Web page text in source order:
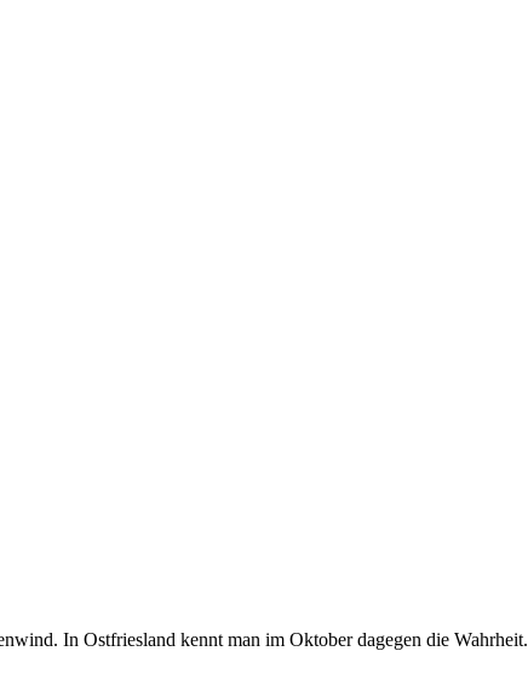
In Ostfriesland kennt man im Oktober dagegen die Wahrheit.